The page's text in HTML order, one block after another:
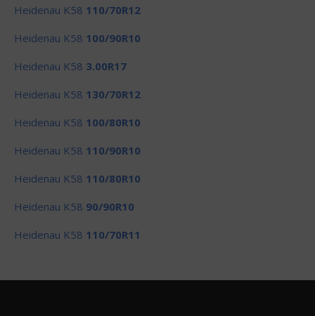
Heidenau K58 110/70R12
Heidenau K58 100/90R10
Heidenau K58 3.00R17
Heidenau K58 130/70R12
Heidenau K58 100/80R10
Heidenau K58 110/90R10
Heidenau K58 110/80R10
Heidenau K58 90/90R10
Heidenau K58 110/70R11